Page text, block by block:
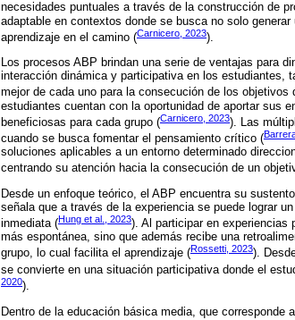
necesidades puntuales a través de la construcción de
adaptable en contextos donde se busca no solo
aprendizaje en el camino (Carnicero, 2023).
Los procesos ABP brindan una serie de ventajas para
interacción dinámica y participativa en los estudiantes,
mejor de cada uno para la consecución de los objetivos
estudiantes cuentan con la oportunidad de aportar sus
beneficiosas para cada grupo (Carnicero, 2023). Las
cuando se busca fomentar el pensamiento crítico (
soluciones aplicables a un entorno determinado
centrando su atención hacia la consecución de un
Desde un enfoque teórico, el ABP encuentra su
señala que a través de la experiencia se puede lograr
inmediata (Hung et al., 2023). Al participar en experiencias
más espontánea, sino que además recibe una
grupo, lo cual facilita el aprendizaje (Rossetti, 2023).
se convierte en una situación participativa donde el
2020).
Dentro de la educación básica media, que